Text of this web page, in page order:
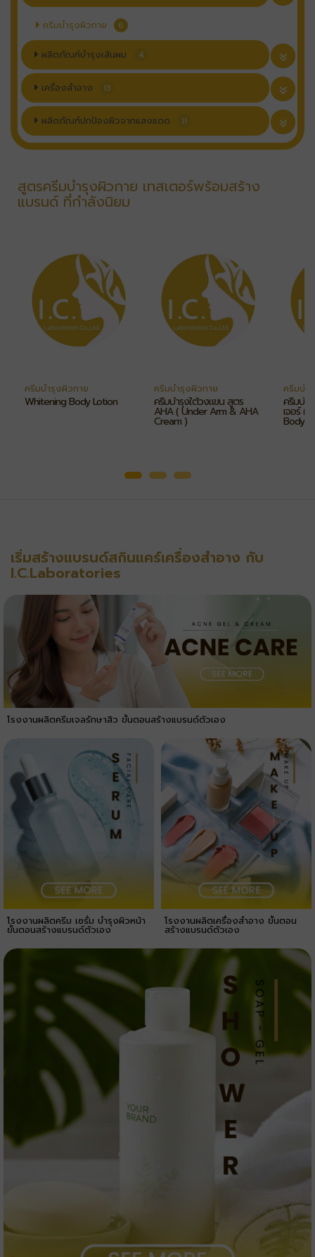
ครีมบำรุงผิวกาย 6
ผลิตภัณฑ์บำรุงเส้นผม 4
เครื่องสำอาง 13
ผลิตภัณฑ์ปกป้องผิวจากแสงแดด 11
สูตรครีมบำรุงผิวกาย เทสเตอร์พร้อมสร้าง
แบรนด์ ที่กำลังนิยม
ครีมบำรุงผิวกาย
Whitening Body Lotion
ครีมบำรุงผิวกาย
ครีมบำรุงใต้วงแขน สูตร
AHA ( Under Arm & AHA
Cream )
ครีมบำ
ครีมบำ
เจอร์ (
Body
เริ่มสร้างแบรนด์สกินแคร์เครื่องสำอาง กับ
I.C.Laboratories
โรงงานผลิตครีมเจลรักษาสิว ขั้นตอนสร้างแบรนด์ตัวเอง
โรงงานผลิตครีม เซรั่ม บำรุงผิวหน้า
ขั้นตอนสร้างแบรนด์ตัวเอง
โรงงานผลิตเครื่องสำอาง ขั้นตอน
สร้างแบรนด์ตัวเอง